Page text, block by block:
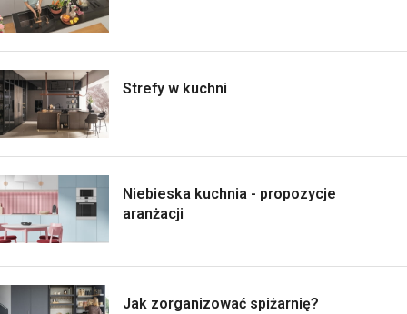
Strefy w kuchni
Niebieska kuchnia - propozycje
aranżacji
Jak zorganizować spiżarnię?